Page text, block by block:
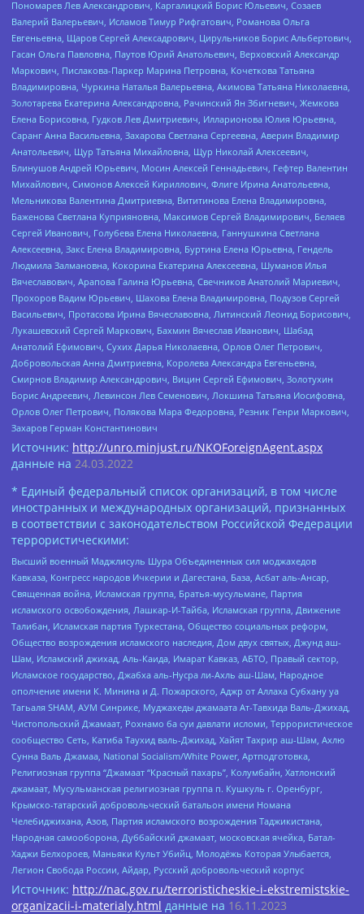
Пономарев Лев Александрович, Каргалицкий Борис Юльевич, Созаев
Валерий Валерьевич, Исламов Тимур Рифгатович, Романова Ольга
Евгеньевна, Щаров Сергей Алексадрович, Цирульников Борис Альбертович,
Гасан Ольга Павловна, Паутов Юрий Анатольевич, Верховский Александр
Маркович, Пислакова-Паркер Марина Петровна, Кочеткова Татьяна
Владимировна, Чуркина Наталья Валерьевна, Акимова Татьяна Николаевна,
Золотарева Екатерина Александровна, Рачинский Ян Збигневич, Жемкова
Елена Борисовна, Гудков Лев Дмитриевич, Илларионова Юлия Юрьевна,
Саранг Анна Васильевна, Захарова Светлана Сергеевна, Аверин Владимир
Анатольевич, Щур Татьяна Михайловна, Щур Николай Алексеевич,
Блинушов Андрей Юрьевич, Мосин Алексей Геннадьевич, Гефтер Валентин
Михайлович, Симонов Алексей Кириллович, Флиге Ирина Анатольевна,
Мельникова Валентина Дмитриевна, Вититинова Елена Владимировна,
Баженова Светлана Куприяновна, Максимов Сергей Владимирович, Беляев
Сергей Иванович, Голубева Елена Николаевна, Ганнушкина Светлана
Алексеевна, Закс Елена Владимировна, Буртина Елена Юрьевна, Гендель
Людмила Залмановна, Кокорина Екатерина Алексеевна, Шуманов Илья
Вячеславович, Арапова Галина Юрьевна, Свечников Анатолий Мариевич,
Прохоров Вадим Юрьевич, Шахова Елена Владимировна, Подузов Сергей
Васильевич, Протасова Ирина Вячеславовна, Литинский Леонид Борисович,
Лукашевский Сергей Маркович, Бахмин Вячеслав Иванович, Шабад
Анатолий Ефимович, Сухих Дарья Николаевна, Орлов Олег Петрович,
Добровольская Анна Дмитриевна, Королева Александра Евгеньевна,
Смирнов Владимир Александрович, Вицин Сергей Ефимович, Золотухин
Борис Андреевич, Левинсон Лев Семенович, Локшина Татьяна Иосифовна,
Орлов Олег Петрович, Полякова Мара Федоровна, Резник Генри Маркович,
Захаров Герман Константинович
Источник: http://unro.minjust.ru/NKOForeignAgent.aspx
данные на 24.03.2022
* Единый федеральный список организаций, в том числе
иностранных и международных организаций, признанных
в соответствии с законодательством Российской Федерации
террористическими:
Высший военный Маджлисуль Шура Объединенных сил моджахедов
Кавказа, Конгресс народов Ичкерии и Дагестана, База, Асбат аль-Ансар,
Священная война, Исламская группа, Братья-мусульмане, Партия
исламского освобождения, Лашкар-И-Тайба, Исламская группа, Движение
Талибан, Исламская партия Туркестана, Общество социальных реформ,
Общество возрождения исламского наследия, Дом двух святых, Джунд аш-
Шам, Исламский джихад, Аль-Каида, Имарат Кавказ, АБТО, Правый сектор,
Исламское государство, Джабха аль-Нусра ли-Ахль аш-Шам, Народное
ополчение имени К. Минина и Д. Пожарского, Аджр от Аллаха Субхану уа
Тагьаля SHAM, АУМ Синрике, Муджахеды джамаата Ат-Тавхида Валь-Джихад,
Чистопольский Джамаат, Рохнамо ба суи давлати исломи, Террористическое
сообщество Сеть, Катиба Таухид валь-Джихад, Хайят Тахрир аш-Шам, Ахлю
Сунна Валь Джамаа, National Socialism/White Power, Артподготовка,
Религиозная группа “Джамаат “Красный пахарь”, Колумбайн, Хатлонский
джамаат, Мусульманская религиозная группа п. Кушкуль г. Оренбург,
Крымско-татарский добровольческий батальон имени Номана
Челебиджихана, Азов, Партия исламского возрождения Таджикистана,
Народная самооборона, Дуббайский джамаат, московская ячейка, Батал-
Хаджи Белхороев, Маньяки Культ Убийц, Молодёжь Которая Улыбается,
Легион Свобода России, Айдар, Русский добровольческий корпус
Источник: http://nac.gov.ru/terroristicheskie-i-ekstremistskie-
organizacii-i-materialy.html данные на 16.11.2023